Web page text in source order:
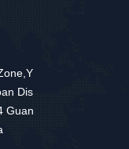
Dis
Guan